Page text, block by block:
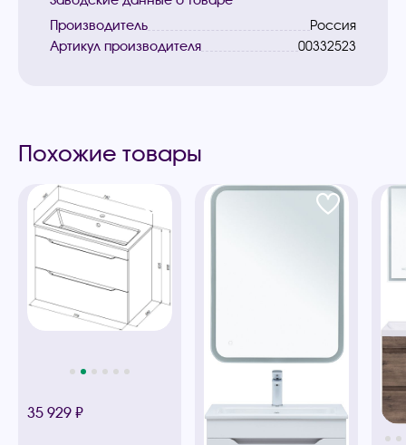
Производитель
Россия
Артикул производителя
00332523
Похожие товары
35 929 ₽